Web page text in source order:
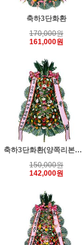
축하3단화환
170,000원
161,000원
축하3단화환(양쪽리본분리)
150,000원
142,000원